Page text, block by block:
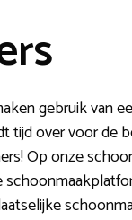
gebruik van
over voor de
Op onze